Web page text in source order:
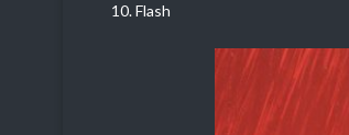
Flash